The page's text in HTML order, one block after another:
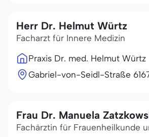
Herr Dr. Helmut Würtz
Facharzt für Innere Medizin
Praxis Dr. med. Helmut Würtz
Gabriel-von-Seidl-Straße 61
Frau Dr. Manuela
Fachärztin für Frauenheilkunde